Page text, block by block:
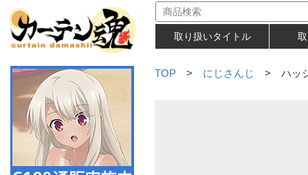
取り扱いタイトル
TOP > にじさんじ > ハッシ